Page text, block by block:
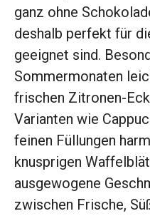
ganz ohne
deshalb perfekt für
geeignet sind.
Sommermonaten
frischen Zitronen-
Varianten wie
feinen Füllungen
knusprigen
ausgewogene
zwischen Frische,